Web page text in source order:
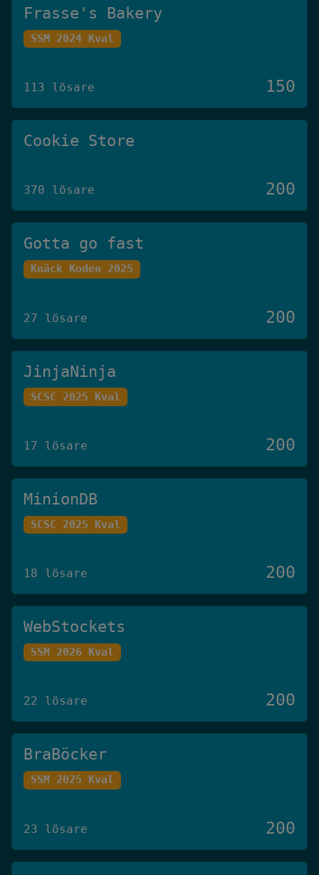
Frasse's Bakery
SSM 2024 Kval
113 lösare 150
Cookie Store
370 lösare 200
Gotta go fast
Knäck Koden 2025
27 lösare 200
JinjaNinja
SCSC 2025 Kval
17 lösare 200
MinionDB
SCSC 2025 Kval
18 lösare 200
WebStockets
SSM 2026 Kval
22 lösare 200
BraBöcker
SSM 2025 Kval
23 lösare 200